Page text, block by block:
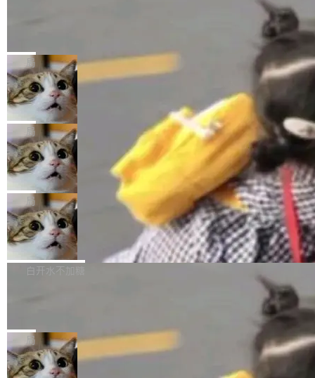
“启蒙老师”。 而今年，恰好是雷霄骅离世十周
年。FFmpeg 社区最终选择用一个大版本的名
字，留下了这份纪念。 雷霄骅曾是中国传媒大学
数字电视技术方向的博士生，长期从事视频、音
频技...
编写程序，目标是完成电商平台作者信息与商品
列表的数据匹配 —— 一项常规的数据处理任
务，最终却产生了 180 万美元的账单，实际支出
超出原定预算 860%。 更令人意外的是，该项目
最终并未成功落地，而高额算力消耗持续运行长
达 5 个月，公司直到财务对账时才察觉异常。这
意味着一个无人看管的 AI 程序，在近半年时间
里日夜不停地"烧钱"。 复盘显示，...
e CEO Clément Delangue 在 CNBC 的采访里
没有拐弯抹角。他说中国正在赢得 AI 竞赛，而
且按目前的速度，中国 AI 工具预计在今年底或
2027 年就能追上美国前沿实验室的水平。 Dela
ngue 把原因归结为一件事：开放协作。中国的
AI 开发者在一个共享和协作的生态里加速迭代，
而美国模型厂商在"闭门造车"。他的原话是 "buil
ding in silos"——各自为战，互不通气。 这个判
断从他嘴里说出来分量不同。Hugging Face 是
全球最大的开源 AI 平台，上面跑着上百万个模
型。谁在开源赛道上领先，...
局
当 AI agent 把源码变成了最好的扩展系
统，开发者工具必须开源
五年前，David Crawshaw 问过很多软件工程师
一个问题：你写过什么给自己用的程序？答案几
乎都是没有。工程师们整天用别人写的程序写程
序给别人用。偶尔有人自己写个博客系统、智能
家居控制、家庭实验室，都算稀奇事。 Crawsh
aw 是 Shelley 的作者，一个开源 AI coding age
nt。他最近在博客上写了一篇文章，核心论点很
简单：开发者工具必须开源。 理由不是传统的自
由软件情怀，而是一个跟 AI agent 直接相关的
技术判断。 两行 prompt 就能个性化任何软件 C
局
DeepSeek Harness 宣布内测邀请，全
网最大规模开源 Agent 路演现场诞生
一条内测招募帖，发出去的时候大概没人想到它
会变成一场开源 Agent 生态的路演。 8月1日，
DeepSeek Harness 团队负责人崔添翼（tiany
i）在 X 上发帖： 「如果你是 Agent Harness 相
关开源项目的开发者，希望参加 DeepSeek Har
ness 的内测，可以回复或私信联系我。请附上
Harness 负责把能力落到真实环境中——调用工
具、读写文件、管理上下文、处理错误、完成闭
环。崔添翼招人的标...
局
商汤 SenseNova U1.5-Lite-Preview
开源
商汤科技宣布面向社区开源轻量级统一多模态模
型的预览版本 SenseNova U1.5-Lite-Preview。
理解、推理、生成与编辑，还仅以 8B-MoT 的轻
量大小，将能力推进到4K、更精细的真实质感、
更复杂的视觉控制和可持续迭代编辑。 相比 U
白开水不加糖
nap。这次是 hwctl——一个用来检查 Ubuntu
硬件认证状态的命令行工具。 Canonical 工程师
Alan Griffiths 在邮件列表中说得很直白：「hwc
局
Dario Amodei 担心新人来 Anthropic